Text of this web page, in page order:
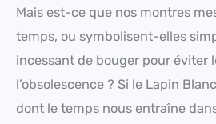
Mais est-ce que nos montres
temps, ou symbolisent-elles
incessant de bouger pour éviter
l’obsolescence ? Si le Lapin
dont le temps nous entraîne